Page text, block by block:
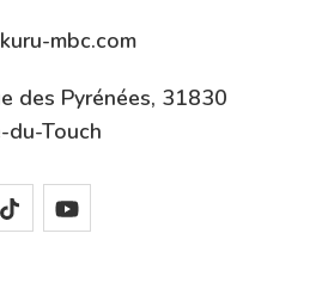
mbc.com
des Pyrénées, 31830
du-Touch